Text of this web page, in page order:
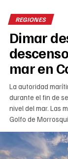
REGIONES
Dimar
mar en
La autoridad
durante el fin de
nivel del mar. Las
Golfo de